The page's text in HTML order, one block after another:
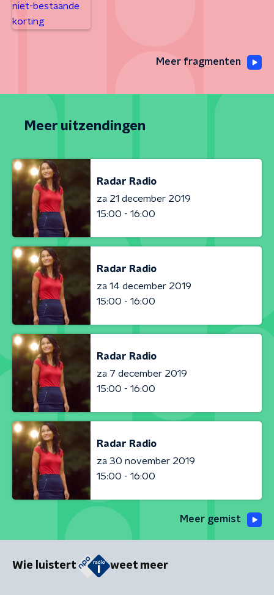
Meer fragmenten
Meer uitzendingen
Radar Radio
za 21 december 2019
15:00 - 16:00
Radar Radio
za 14 december 2019
15:00 - 16:00
Radar Radio
za 7 december 2019
15:00 - 16:00
Radar Radio
za 30 november 2019
15:00 - 16:00
Meer gemist
Wie luistert weet meer